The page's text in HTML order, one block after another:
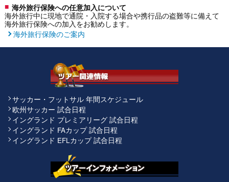
海外旅行保険への任意加入について
海外旅行中に現地で通院・入院する場合や携行品の盗難等に備えて
海外旅行保険への加入をお勧めします。
海外旅行保険のご案内
サッカー・フットサル 年間スケジュール
欧州サッカー 試合日程
イングランド プレミアリーグ 試合日程
イングランド FAカップ 試合日程
イングランド EFLカップ 試合日程